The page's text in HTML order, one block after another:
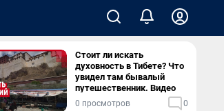
Стоит ли искать
духовность в Тибете? Что
увидел там бывалый
путешественник. Видео
0 просмотров 0